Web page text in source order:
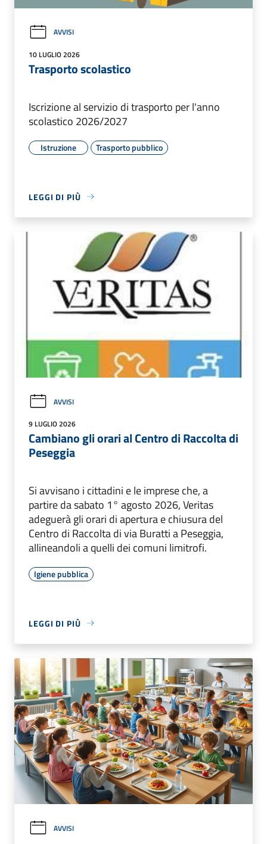
AVVISI
10 LUGLIO 2026
Trasporto scolastico
Iscrizione al servizio di trasporto per l'anno
scolastico 2026/2027
Istruzione Trasporto pubblico
LEGGI DI PIÙ
AVVISI
9 LUGLIO 2026
Cambiano gli orari al Centro di Raccolta di
Peseggia
Si avvisano i cittadini e le imprese che, a
partire da sabato 1° agosto 2026, Veritas
adeguerà gli orari di apertura e chiusura del
Centro di Raccolta di via Buratti a Peseggia,
allineandoli a quelli dei comuni limitrofi.
Igiene pubblica
LEGGI DI PIÙ
AVVISI